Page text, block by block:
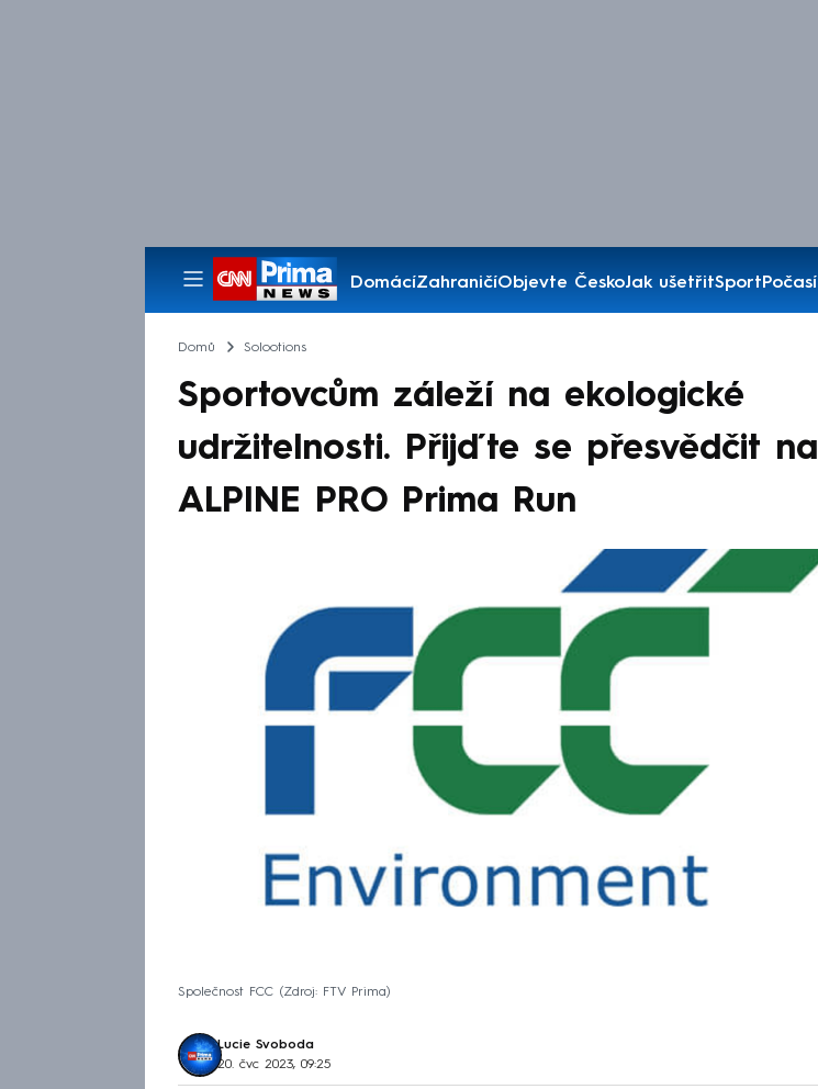
DomácíZahraničíObjevte ČeskoJak ušetřitSportPočasí
Pořady
Domů Solootions
Sportovcům záleží na ekologické
udržitelnosti. Přijďte se přesvědčit na
ALPINE PRO Prima Run
Společnost FCC Zdroj: FTV Prima
Lucie Svoboda
20. čvc 2023, 09:25